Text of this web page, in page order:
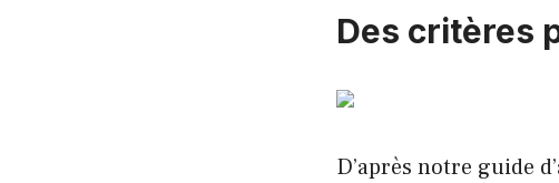
Des critères
D’après notre guide